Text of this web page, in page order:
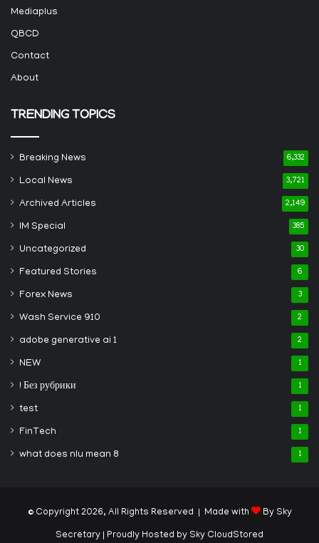
Mediaplus
QBCD
Contact
About
TRENDING TOPICS
Breaking News 6,332
Local News 3,721
Archived Articles 2,149
IM Special 385
Uncategorized 30
Featured Stories 6
Forex News 3
Wash Service 910 2
adobe generative ai 1 2
NEW 1
! Без рубрики 1
test 1
FinTech 1
what does nlu mean 8 1
© Copyright 2026, All Rights Reserved | Made with By Sky
Secretary | Proudly Hosted by Sky CloudStored